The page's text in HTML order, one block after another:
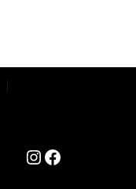
Instagram
Facebook